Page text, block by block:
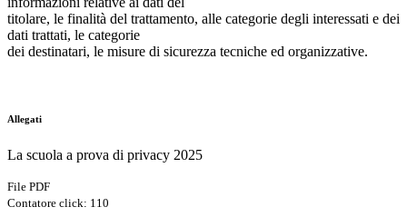
titolare, le finalità del trattamento, alle categorie degli interessati e dei
dati trattati, le categorie
dei destinatari, le misure di sicurezza tecniche ed organizzative.
Allegati
La scuola a prova di privacy 2025
File PDF
Contatore click: 110